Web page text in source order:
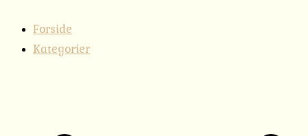
Forside
Kategorier